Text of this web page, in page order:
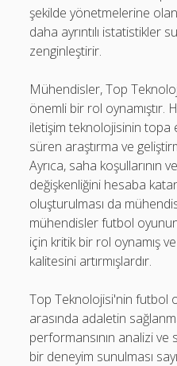
şekilde yönetmelerine
daha ayrıntılı istatistikler
zenginleştirir.
Mühendisler, Top
önemli bir rol oynamıştır.
iletişim teknolojisinin topa
süren araştırma ve
Ayrıca, saha koşullarının
değişkenliğini hesaba
oluşturulması da
mühendisler futbol
için kritik bir rol oynamış
kalitesini artırmışlardır.
Top Teknolojisi'nin futbol
arasında adaletin
performansının analizi
bir deneyim sunulması